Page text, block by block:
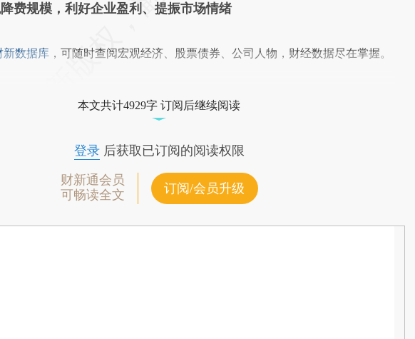
费规模，利好企业盈利、提振市场情绪
新数据库 ，可随时查阅宏观经济、股票债券、公司人物，财经数据尽在掌握。
本文共计4929字 订阅后继续阅读
登录后获取已订阅的阅读权限
财新通会员
可畅读全文
订阅/会员升级